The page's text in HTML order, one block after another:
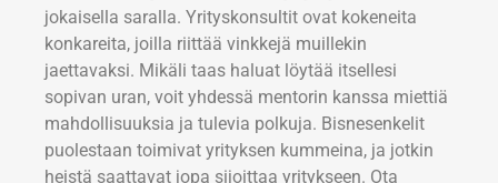
jokaisella saralla. Yrityskonsultit ovat kokeneita
konkareita, joilla riittää vinkkejä muillekin
jaettavaksi. Mikäli taas haluat löytää itsellesi
sopivan uran, voit yhdessä mentorin kanssa miettiä
mahdollisuuksia ja tulevia polkuja. Bisnesenkelit
puolestaan toimivat yrityksen kummeina, ja jotkin
heistä saattavat jopa sijoittaa yritykseen. Ota